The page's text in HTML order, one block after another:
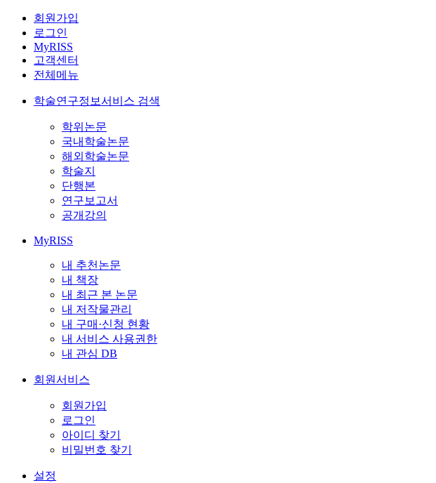
회원가입
로그인
MyRISS
고객센터
전체메뉴
학술연구정보서비스 검색
학위논문
국내학술논문
해외학술논문
학술지
단행본
연구보고서
공개강의
MyRISS
내 추천논문
내 책장
내 최근 본 논문
내 저작물관리
내 구매·신청 현황
내 서비스 사용권한
내 관심 DB
회원서비스
회원가입
로그인
아이디 찾기
비밀번호 찾기
설정